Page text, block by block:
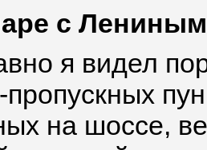
с Лениным
я видел
пропускных
на шоссе,